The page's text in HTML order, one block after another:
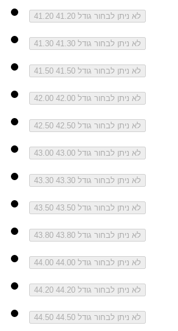
41.20 לא ניתן לבחור גודל 41.20
41.30 לא ניתן לבחור גודל 41.30
41.50 לא ניתן לבחור גודל 41.50
42.00 לא ניתן לבחור גודל 42.00
42.50 לא ניתן לבחור גודל 42.50
43.00 לא ניתן לבחור גודל 43.00
43.30 לא ניתן לבחור גודל 43.30
43.50 לא ניתן לבחור גודל 43.50
43.80 לא ניתן לבחור גודל 43.80
44.00 לא ניתן לבחור גודל 44.00
44.20 לא ניתן לבחור גודל 44.20
44.50 לא ניתן לבחור גודל 44.50